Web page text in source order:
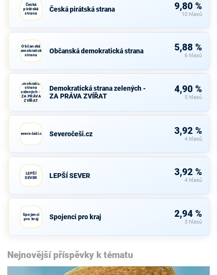
Česká
pirátská
strana
Česká pirátská strana 9,80 %
10 hlasů
Občanská
demokratická
strana
Občanská demokratická strana 5,88 %
6 hlasů
Demokratická
strana
zelených -
ZA PRÁVA
ZVÍŘAT
Demokratická strana zelených -
ZA PRÁVA ZVÍŘAT
4,90 %
5 hlasů
Severočeši.cz Severočeši.cz 3,92 %
4 hlasů
LEPŠÍ
SEVER
LEPŠÍ SEVER 3,92 %
4 hlasů
Spojenci
pro kraj
Spojenci pro kraj 2,94 %
3 hlasů
Nejnovější příspěvky k tématu